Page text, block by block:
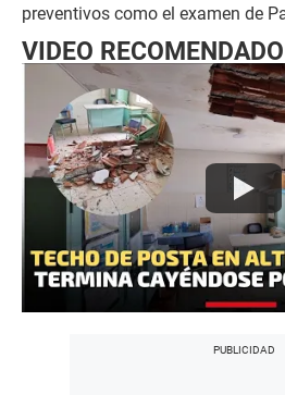
preventivos como el examen de
VIDEO RECOMENDADO